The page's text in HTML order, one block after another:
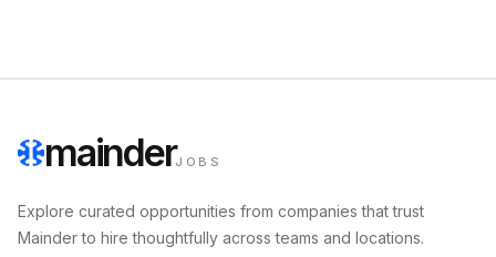
mainderJOBS
Explore curated opportunities from companies that trust
Mainder to hire thoughtfully across teams and locations.